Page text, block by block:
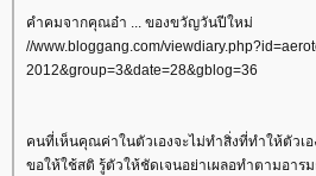
คำคมจากคุณอ๋า ... ของขวัญวันปีใหม่
//www.bloggang.com/
2012&group=3&date=28&gblog=36
คนที่เห็นคุณค่าในตัวเองจะไม่ทำสิ่งที่ทำให้ตัวเ
ขอให้ใช้สติ รู้ตัวให้ชัดเจนอย่าเผลอทำตามอา